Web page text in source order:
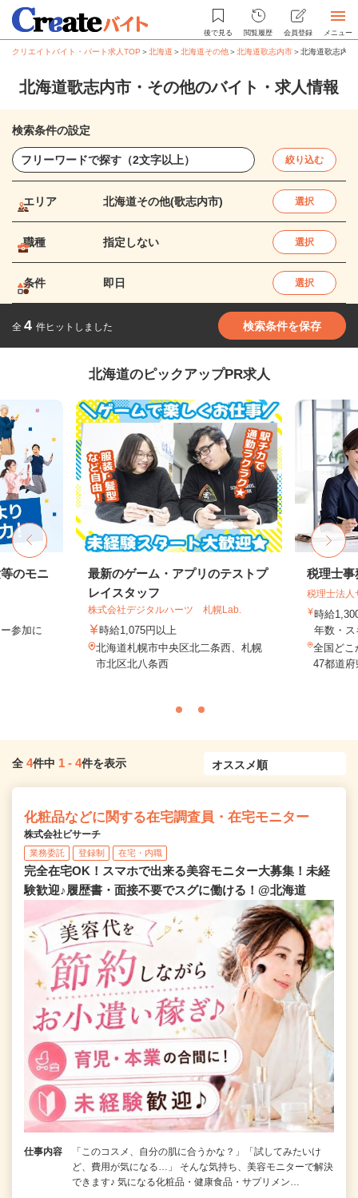
後で見る 閲覧履歴 会員登録 メニュー
クリエイトバイト・パート求人TOP ＞北海道 ＞北海道その他＞北海道歌志内市＞北海道歌志内
北海道歌志内市・その他のバイト・求人情報
検索条件の設定
絞り込む
エリア 北海道その他(歌志内市) 選択
職種 指定しない 選択
条件 即日 選択
全 4 件ヒットしました 検索条件を保存
北海道のピックアップPR求人
のモニ
参加に
最新のゲーム・アプリのテストプ
レイスタッフ
株式会社デジタルハーツ 札幌Lab.
時給1,075円以上
北海道札幌市中央区北二条西、札幌
市北区北八条西
税理士事
税理士法人
時給
年数・
全国どこ
47都道
全 4件中 1 - 4件を表示
化粧品などに関する在宅調査員・在宅モニター
株式会社ビサーチ
業務委託 登録制 在宅・内職
完全在宅OK！スマホで出来る美容モニター大募集！未経
験歓迎♪履歴書・面接不要でスグに働ける！@北海道
仕事内容
「このコスメ、自分の肌に合うかな？」「試してみたいけ
ど、費用が気になる…」 そんな気持ち、美容モニターで解決
できます♪ 気になる化粧品・健康食品・サプリメン…